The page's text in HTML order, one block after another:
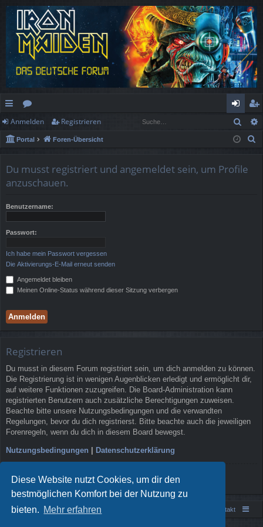
Diese Website nutzt Cookies, um dir den
bestmöglichen Komfort bei der Nutzung zu
bieten. Mehr erfahren
ch
ne
ug
f
or
en
n
m
eg
ist
Anmelden Registrieren
Portal Foren-Übersicht
Du musst registriert und angemeldet sein, um Profile
anzuschauen.
Benutzername:
Passwort:
Ich habe mein Passwort vergessen
Die Aktivierungs-E-Mail erneut senden
Angemeldet bleiben
Meinen Online-Status während dieser Sitzung verbergen
Registrieren
Du musst in diesem Forum registriert sein, um dich anmelden zu können.
Die Registrierung ist in wenigen Augenblicken erledigt und ermöglicht dir,
auf weitere Funktionen zuzugreifen. Die Board-Administration kann
registrierten Benutzern auch zusätzliche Berechtigungen zuweisen.
Beachte bitte unsere Nutzungsbedingungen und die verwandten
Regelungen, bevor du dich registrierst. Bitte beachte auch die jeweiligen
Forenregeln, wenn du dich in diesem Board bewegst.
Nutzungsbedingungen | Datenschutzerklärung
Registrieren
Portal Foren-Übersicht Kontakt